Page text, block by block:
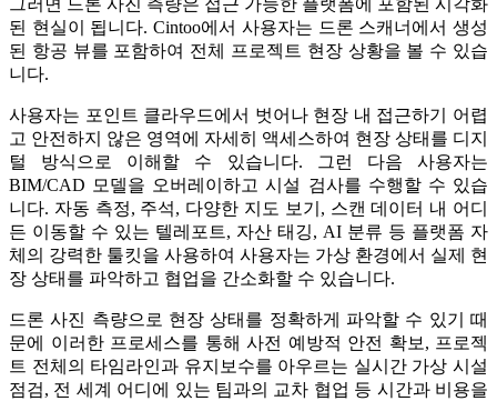
그러면 드론 사진 측량은 접근 가능한 플랫폼에 포함된 시각화
된 현실이 됩니다. Cintoo에서 사용자는 드론 스캐너에서 생성
된 항공 뷰를 포함하여 전체 프로젝트 현장 상황을 볼 수 있습
니다.
사용자는 포인트 클라우드에서 벗어나 현장 내 접근하기 어렵
고 안전하지 않은 영역에 자세히 액세스하여 현장 상태를 디지
털 방식으로 이해할 수 있습니다. 그런 다음 사용자는
BIM/CAD 모델을 오버레이하고 시설 검사를 수행할 수 있습
니다. 자동 측정, 주석, 다양한 지도 보기, 스캔 데이터 내 어디
든 이동할 수 있는 텔레포트, 자산 태깅, AI 분류 등 플랫폼 자
체의 강력한 툴킷을 사용하여 사용자는 가상 환경에서 실제 현
장 상태를 파악하고 협업을 간소화할 수 있습니다.
드론 사진 측량으로 현장 상태를 정확하게 파악할 수 있기 때
문에 이러한 프로세스를 통해 사전 예방적 안전 확보, 프로젝
트 전체의 타임라인과 유지보수를 아우르는 실시간 가상 시설
점검, 전 세계 어디에 있는 팀과의 교차 협업 등 시간과 비용을